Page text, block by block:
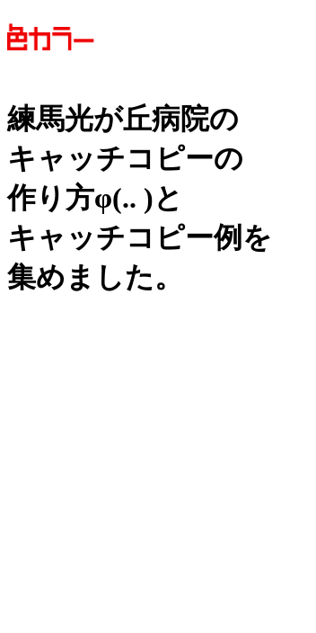
練馬光が丘病院の
キャッチコピーの
作り方φ(.. )と
キャッチコピー例を
集めました。